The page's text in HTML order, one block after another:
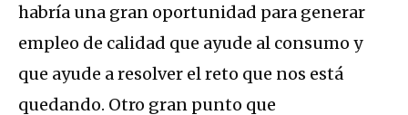
habría una gran oportunidad para generar
empleo de calidad que ayude al consumo y
que ayude a resolver el reto que nos está
quedando. Otro gran punto que